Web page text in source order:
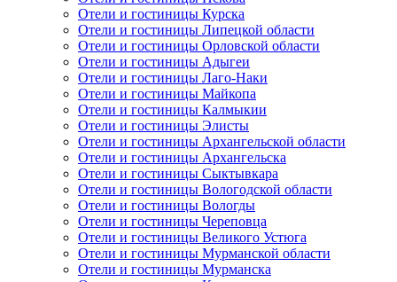
Отели и гостиницы Курска
Отели и гостиницы Липецкой области
Отели и гостиницы Орловской области
Отели и гостиницы Адыгеи
Отели и гостиницы Лаго-Наки
Отели и гостиницы Майкопа
Отели и гостиницы Калмыкии
Отели и гостиницы Элисты
Отели и гостиницы Архангельской области
Отели и гостиницы Архангельска
Отели и гостиницы Сыктывкара
Отели и гостиницы Вологодской области
Отели и гостиницы Вологды
Отели и гостиницы Череповца
Отели и гостиницы Великого Устюга
Отели и гостиницы Мурманской области
Отели и гостиницы Мурманска